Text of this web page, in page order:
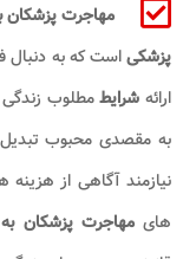
مهاجرت پزشکان
پزشکیاست که به دنبال
ارائه شرایطمطلوب زندگی
به مقصدی محبوب
نیازمند آگاهی از
هایمهاجرت پزشکان